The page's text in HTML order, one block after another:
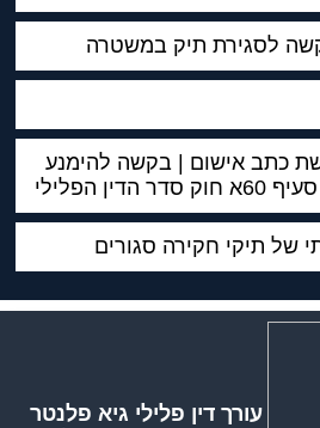
לסגירת תיק במשטרה
כתב אישום | בקשה להימנע
הפלילי
של תיקי חקירה סגורים
עורך דין פלילי גיא פלנטר